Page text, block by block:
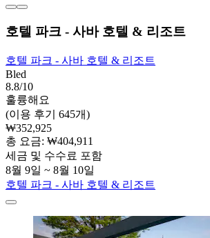
호텔 파크 - 사바 호텔 & 리조트
호텔 파크 - 사바 호텔 & 리조트
Bled
8.8/10
훌륭해요
(이용 후기 645개)
₩352,925
총 요금: ₩404,911
세금 및 수수료 포함
8월 9일 ~ 8월 10일
호텔 파크 - 사바 호텔 & 리조트